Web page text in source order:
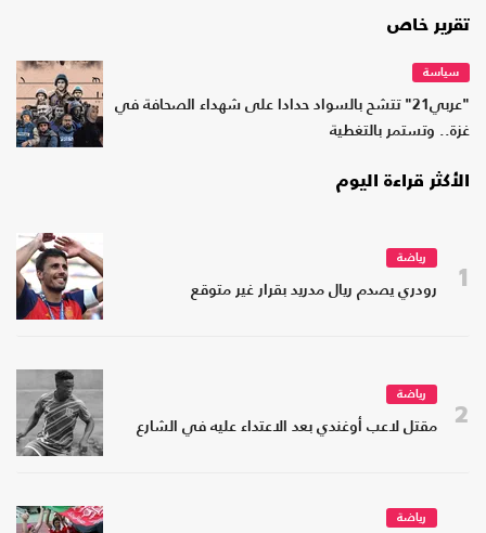
تقرير خاص
سياسة
"عربي21" تتشح بالسواد حدادا على شهداء الصحافة في
غزة.. وتستمر بالتغطية
الأكثر قراءة اليوم
1
رياضة
رودري يصدم ريال مدريد بقرار غير متوقع
2
رياضة
مقتل لاعب أوغندي بعد الاعتداء عليه في الشارع
رياضة